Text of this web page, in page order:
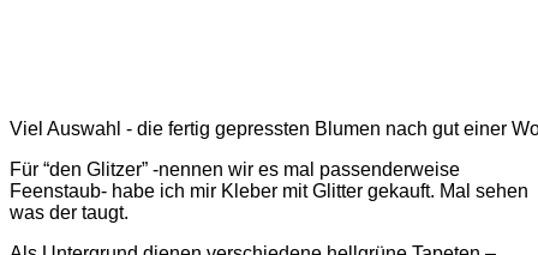
Viel Auswahl - die fertig gepressten Blumen nach gut einer
Für “den Glitzer” -nennen wir es mal passenderweise
Feenstaub- habe ich mir Kleber mit Glitter gekauft. Mal sehen
was der taugt.